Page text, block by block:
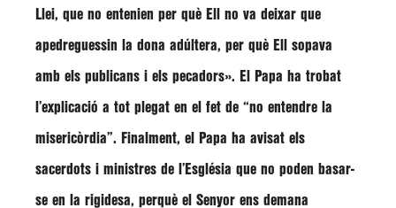
Llei, que no entenien per què Ell no va deixar que
apedreguessin la dona adúltera, per què Ell sopava
amb els publicans i els pecadors». El Papa ha trobat
l’explicació a tot plegat en el fet de “no entendre la
misericòrdia”. Finalment, el Papa ha avisat els
sacerdots i ministres de l’Església que no poden basar-
se en la rigidesa, perquè el Senyor ens demana